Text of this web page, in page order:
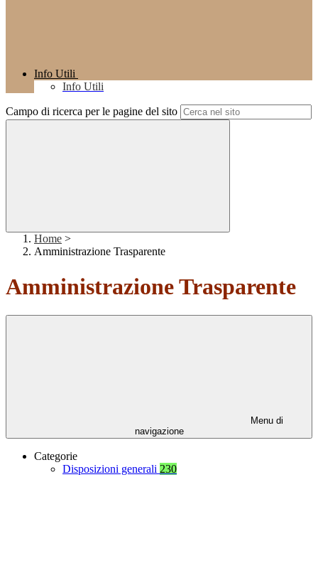
Info Utili
Info Utili
Campo di ricerca per le pagine del sito
Home >
Amministrazione Trasparente
Amministrazione Trasparente
Menu di
navigazione
Categorie
Disposizioni generali 230